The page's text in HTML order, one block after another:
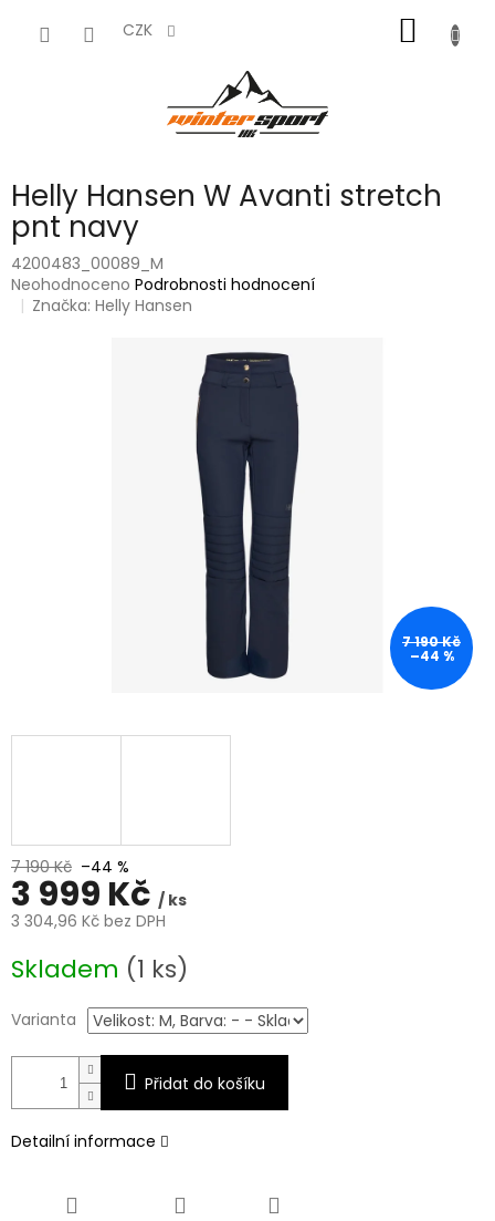
CZK
KOŠÍK
Helly Hansen W Avanti stretch
pnt navy
4200483_00089_M
Průměrné
hodnocení
Neohodnoceno Podrobnosti hodnocení
Značka:Helly Hansen
7 190 Kč
–44 %
7 190 Kč –44 %
3 999 Kč / ks
3 304,96 Kč bez DPH
cena:
Skladem (1 ks)
Varianta
Přidat do košíku
Detailní informace